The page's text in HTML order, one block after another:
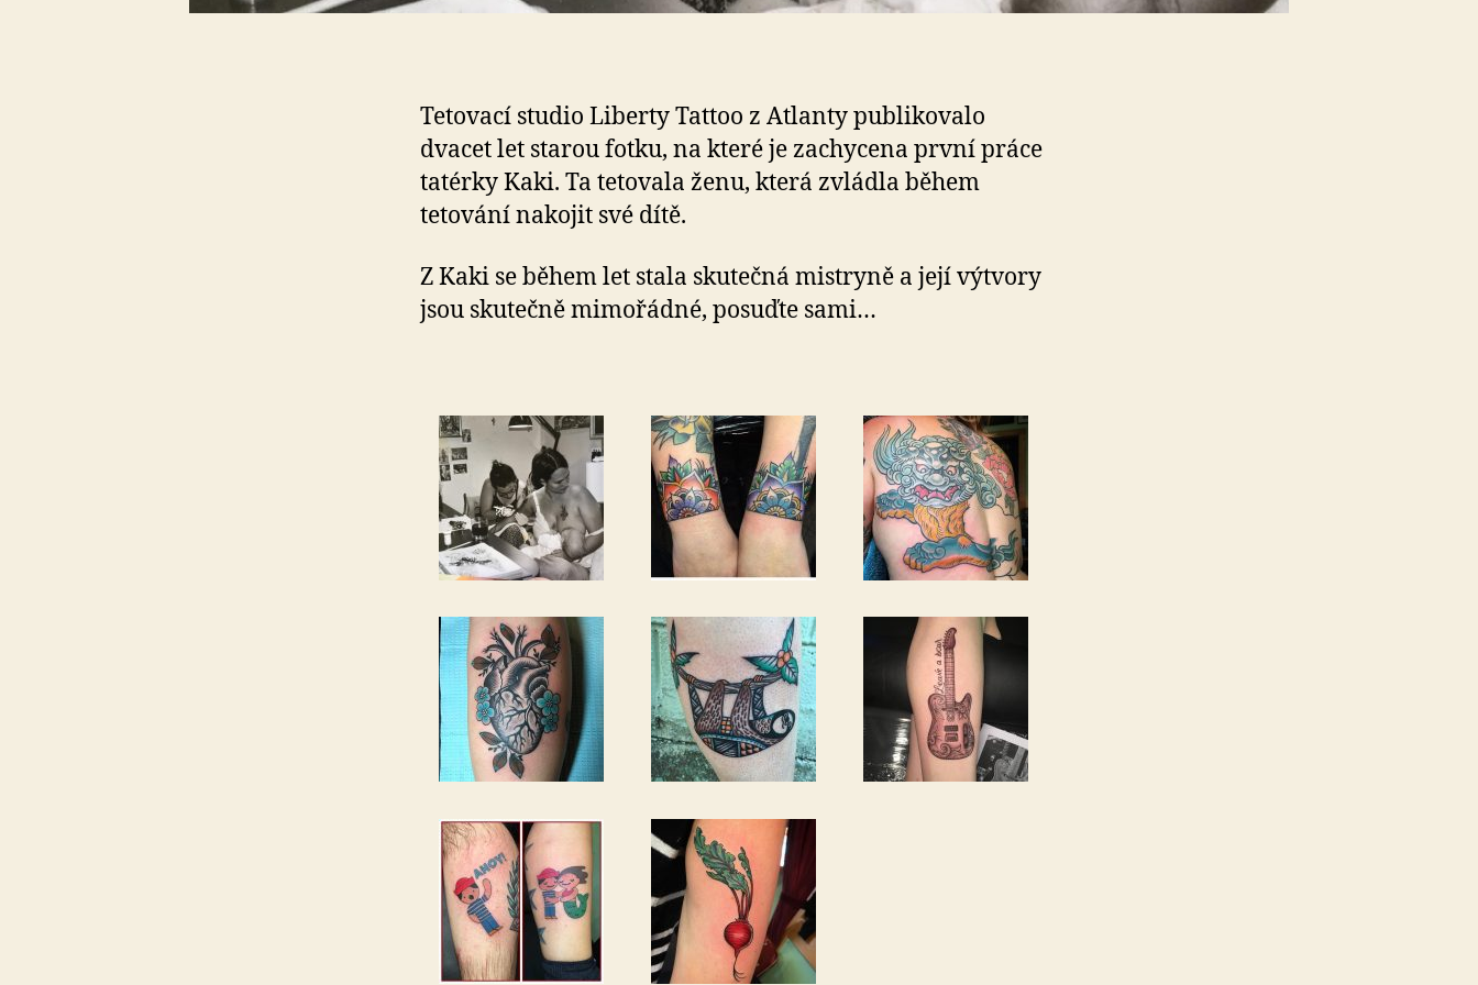
Tetovací studio Liberty Tattoo z Atlanty publikovalo
dvacet let starou fotku, na které je zachycena první práce
tatérky Kaki. Ta tetovala ženu, která zvládla během
tetování nakojit své dítě.
Z Kaki se během let stala skutečná mistryně a její výtvory
jsou skutečně mimořádné, posuďte sami…